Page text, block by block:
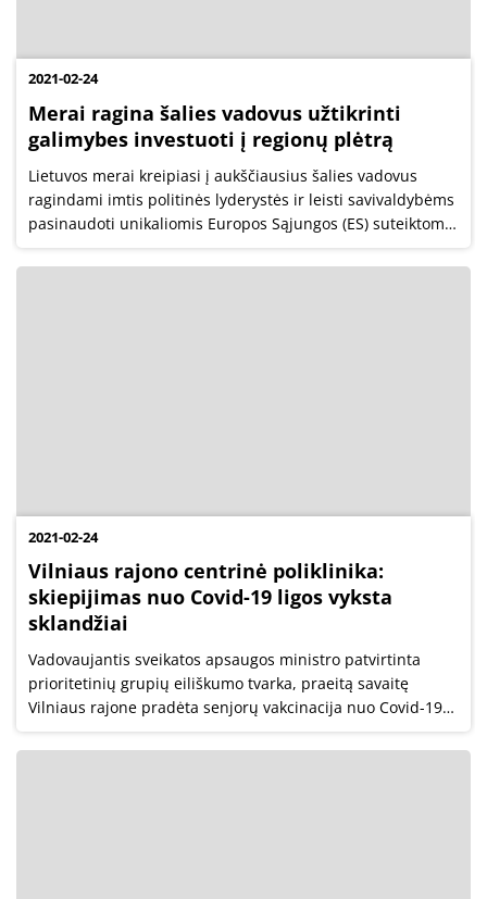
2021-02-24
Merai ragina šalies vadovus užtikrinti
galimybes investuoti į regionų plėtrą
Lietuvos merai kreipiasi į aukščiausius šalies vadovus
ragindami imtis politinės lyderystės ir leisti savivaldybėms
pasinaudoti unikaliomis Europos Sąjungos (ES) suteiktomis
galimybėmis investuoti į ekonomikos gaivinimą, regioninės
atskirties...
2021-02-24
Vilniaus rajono centrinė poliklinika:
skiepijimas nuo Covid-19 ligos vyksta
sklandžiai
Vadovaujantis sveikatos apsaugos ministro patvirtinta
prioritetinių grupių eiliškumo tvarka, praeitą savaitę
Vilniaus rajone pradėta senjorų vakcinacija nuo Covid-19
ligos. Kaip ir numatyta, skiepyti pradėta nuo pačių
vyriausiųjų Vilniaus rajono...